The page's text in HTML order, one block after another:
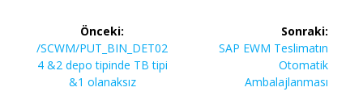
gezinmesi
Önceki:
Önceki
yazı:
/SCWM/PUT_BIN_DET02
4 &2 depo tipinde TB tipi
&1 olanaksız
Sonraki:
Sonraki
SAP EWM Teslimatın
Otomatik
Ambalajlanması